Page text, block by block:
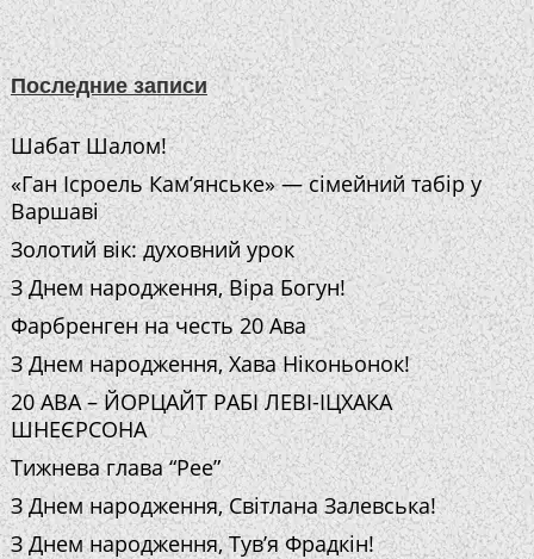
Последние записи
Шабат Шалом!
«Ган Ісроель Кам’янське» — сімейний табір у
Варшаві
Золотий вік: духовний урок
З Днем народження, Віра Богун!
Фарбренген на честь 20 Ава
З Днем народження, Хава Ніконьонок!
20 АВА – ЙОРЦАЙТ РАБІ ЛЕВІ-ІЦХАКА
ШНЕЄРСОНА
Тижнева глава “Рее”
З Днем народження, Світлана Залевська!
З Днем народження, Тув’я Фрадкін!